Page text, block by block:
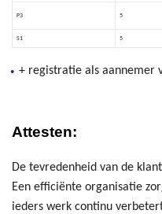
P3 5
S1 5
+ registratie als aannemer
Attesten:
De tevredenheid van de
Een efficiënte organisatie
ieders werk continu